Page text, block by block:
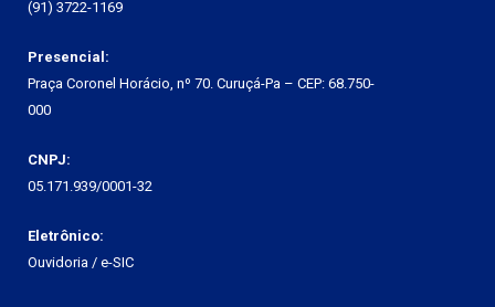
(91) 3722-1169
Presencial:
Praça Coronel Horácio, nº 70. Curuçá-Pa – CEP: 68.750-
000
CNPJ:
05.171.939/0001-32
Eletrônico:
Ouvidoria / e-SIC